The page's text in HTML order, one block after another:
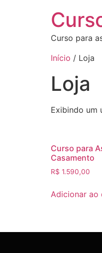
Curso para
Início / Loja
Loja
Exibindo um
Curso para
Casamento
R$ 1.590,00
Adicionar ao